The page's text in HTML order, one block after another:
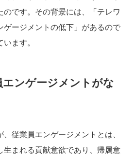
のです。その背景には、「テレワ
ゲージメントの低下」があるので
ます。
ンゲージメントがな
従業員エンゲージメントとは、
生まれる貢献意欲であり、帰属意